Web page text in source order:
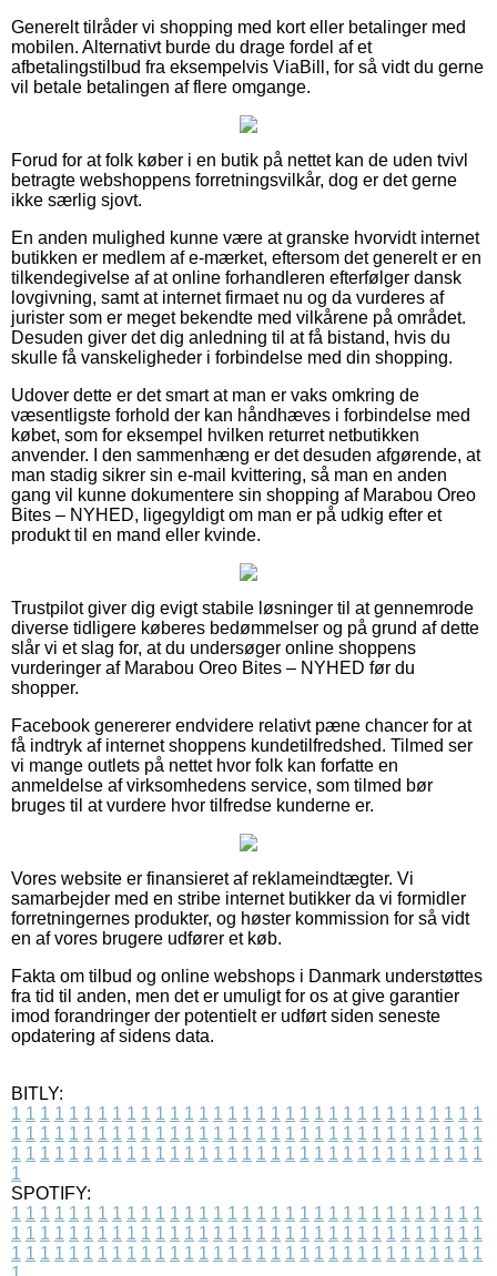
Generelt tilråder vi shopping med kort eller betalinger med
mobilen. Alternativt burde du drage fordel af et
afbetalingstilbud fra eksempelvis ViaBill, for så vidt du gerne
vil betale betalingen af flere omgange.
Forud for at folk køber i en butik på nettet kan de uden tvivl
betragte webshoppens forretningsvilkår, dog er det gerne
ikke særlig sjovt.
En anden mulighed kunne være at granske hvorvidt internet
butikken er medlem af e-mærket, eftersom det generelt er en
tilkendegivelse af at online forhandleren efterfølger dansk
lovgivning, samt at internet firmaet nu og da vurderes af
jurister som er meget bekendte med vilkårene på området.
Desuden giver det dig anledning til at få bistand, hvis du
skulle få vanskeligheder i forbindelse med din shopping.
Udover dette er det smart at man er vaks omkring de
væsentligste forhold der kan håndhæves i forbindelse med
købet, som for eksempel hvilken returret netbutikken
anvender. I den sammenhæng er det desuden afgørende, at
man stadig sikrer sin e-mail kvittering, så man en anden
gang vil kunne dokumentere sin shopping af Marabou Oreo
Bites – NYHED, ligegyldigt om man er på udkig efter et
produkt til en mand eller kvinde.
Trustpilot giver dig evigt stabile løsninger til at gennemrode
diverse tidligere køberes bedømmelser og på grund af dette
slår vi et slag for, at du undersøger online shoppens
vurderinger af Marabou Oreo Bites – NYHED før du
shopper.
Facebook genererer endvidere relativt pæne chancer for at
få indtryk af internet shoppens kundetilfredshed. Tilmed ser
vi mange outlets på nettet hvor folk kan forfatte en
anmeldelse af virksomhedens service, som tilmed bør
bruges til at vurdere hvor tilfredse kunderne er.
Vores website er finansieret af reklameindtægter. Vi
samarbejder med en stribe internet butikker da vi formidler
forretningernes produkter, og høster kommission for så vidt
en af vores brugere udfører et køb.
Fakta om tilbud og online webshops i Danmark understøttes
fra tid til anden, men det er umuligt for os at give garantier
imod forandringer der potentielt er udført siden seneste
opdatering af sidens data.
BITLY:
1 1 1 1 1 1 1 1 1 1 1 1 1 1 1 1 1 1 1 1 1 1 1 1 1 1 1 1 1 1 1 1 1
1 1 1 1 1 1 1 1 1 1 1 1 1 1 1 1 1 1 1 1 1 1 1 1 1 1 1 1 1 1 1 1 1
1 1 1 1 1 1 1 1 1 1 1 1 1 1 1 1 1 1 1 1 1 1 1 1 1 1 1 1 1 1 1 1 1
1
SPOTIFY:
1 1 1 1 1 1 1 1 1 1 1 1 1 1 1 1 1 1 1 1 1 1 1 1 1 1 1 1 1 1 1 1 1
1 1 1 1 1 1 1 1 1 1 1 1 1 1 1 1 1 1 1 1 1 1 1 1 1 1 1 1 1 1 1 1 1
1 1 1 1 1 1 1 1 1 1 1 1 1 1 1 1 1 1 1 1 1 1 1 1 1 1 1 1 1 1 1 1 1